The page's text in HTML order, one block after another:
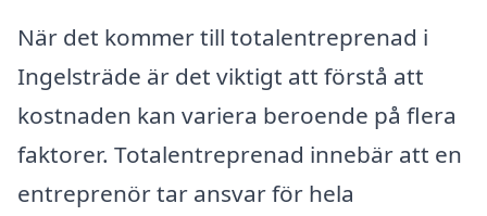
När det kommer till totalentreprenad i
Ingelsträde är det viktigt att förstå att
kostnaden kan variera beroende på flera
faktorer. Totalentreprenad innebär att en
entreprenör tar ansvar för hela